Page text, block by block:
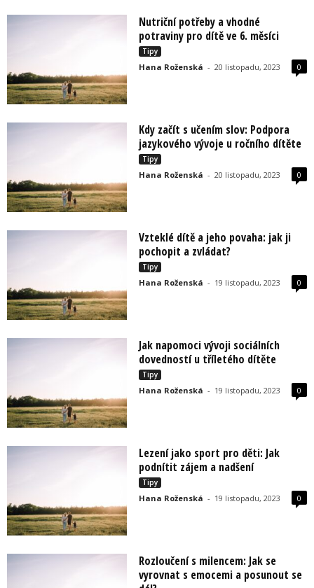
Nutriční potřeby a vhodné
potraviny pro dítě ve 6. měsíci
Tipy
Hana Roženská - 20 listopadu, 2023 0
Kdy začít s učením slov: Podpora
jazykového vývoje u ročního dítěte
Tipy
Hana Roženská - 20 listopadu, 2023 0
Vzteklé dítě a jeho povaha: jak ji
pochopit a zvládat?
Tipy
Hana Roženská - 19 listopadu, 2023 0
Jak napomoci vývoji sociálních
dovedností u tříletého dítěte
Tipy
Hana Roženská - 19 listopadu, 2023 0
Lezení jako sport pro děti: Jak
podnítit zájem a nadšení
Tipy
Hana Roženská - 19 listopadu, 2023 0
Rozloučení s milencem: Jak se
vyrovnat s emocemi a posunout se